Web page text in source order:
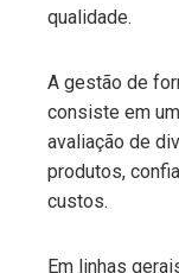
qualidade.
A gestão de
consiste em
avaliação de
produtos,
custos.
Em linhas